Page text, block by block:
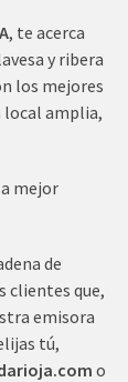
, te acerca
y ribera
los mejores
amplia,
mejor
de
clientes que,
emisora
tú,
o